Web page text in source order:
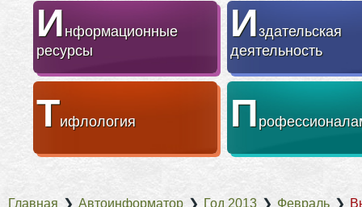
Информационные
ресурсы
Издательская
деятельность
Тифлология П
Главная ❯ Автоинформатор ❯ Год 2013 ❯ Февраль ❯